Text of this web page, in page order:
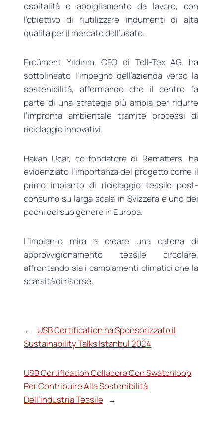
ospitalità e abbigliamento da lavoro, con
l’obiettivo di riutilizzare indumenti di alta
qualità per il mercato dell’usato.
Ercüment Yıldırım, CEO di Tell-Tex AG, ha
sottolineato l’impegno dell’azienda verso la
sostenibilità, affermando che il centro fa
parte di una strategia più ampia per ridurre
l’impronta ambientale tramite processi di
riciclaggio innovativi.
Hakan Uçar, co-fondatore di Rematters, ha
evidenziato l’importanza del progetto come il
primo impianto di riciclaggio tessile post-
consumo su larga scala in Svizzera e uno dei
pochi del suo genere in Europa.
L’impianto mira a creare una catena di
approvvigionamento tessile circolare,
affrontando sia i cambiamenti climatici che la
scarsità di risorse.
←
USB Certification ha Sponsorizzato il
Sustainability Talks Istanbul 2024
USB Certification Collabora Con Swatchloop
Per Contribuire Alla Sostenibilità
Dell’industria Tessile
→